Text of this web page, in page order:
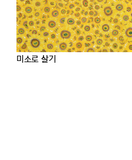
미소로 살기